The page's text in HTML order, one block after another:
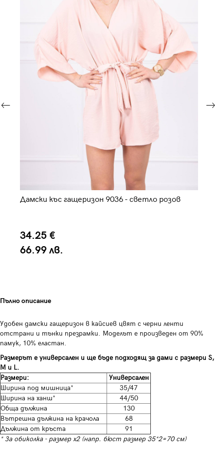
Дамски къс гащеризон 9036 - светло розов
34.25 €
66.99 лв.
Пълно описание
Удобен дамски гащеризон в кайсиев цвят с черни ленти
отстрани и тънки презрамки. Моделът е произведен от 90%
памук, 10% еластан.
Размерът е универсален и ще бъде подходящ за дами с размери S,
M и L.
Размери:
Универсален
Ширина под мишница*
35/47
Ширина на ханш*
44/50
Обща дължина
130
Вътрешна дължина на крачола
68
Дължина от кръста
91
* За обиколка - размер х2 (напр. бюст размер 35*2=70 см)